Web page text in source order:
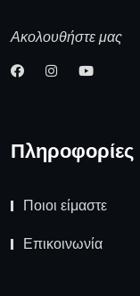
Ακολουθήστε μας
Πληροφορίες
Ποιοι είμαστε
Επικοινωνία